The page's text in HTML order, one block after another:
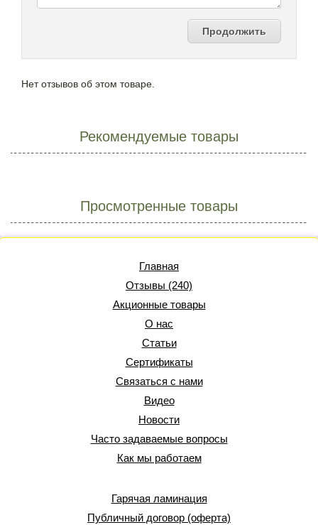
Продолжить
Нет отзывов об этом товаре.
Рекомендуемые товары
Просмотренные товары
Главная
Отзывы (240)
Акционные товары
О нас
Статьи
Сертификаты
Связаться с нами
Видео
Новости
Часто задаваемые вопросы
Как мы работаем
Гарячая ламинация
Публичный договор (оферта)